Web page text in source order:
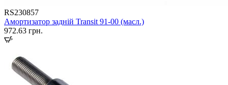
RS230857
Амортизатор задній Transit 91-00 (масл.)
972.63 грн.